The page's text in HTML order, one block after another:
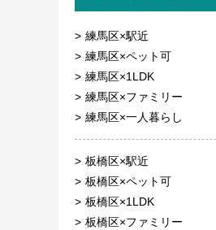
練馬区×駅近
練馬区×ペット可
練馬区×1LDK
練馬区×ファミリー
練馬区×一人暮らし
板橋区×駅近
板橋区×ペット可
板橋区×1LDK
板橋区×ファミリー